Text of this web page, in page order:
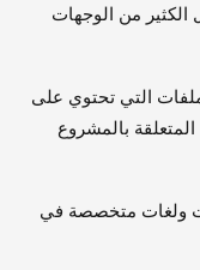
من الوجهات
التي تحتوي على
بالمشروع
ولغات متخصصة في